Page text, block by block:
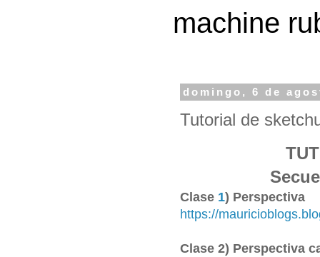
machine
domingo, 6 de
Tutorial de
Clase 1) Perspectiva
https://
Clase 2) Perspectiva